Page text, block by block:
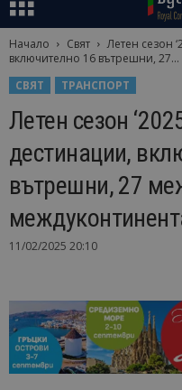
Начало Свят
Летен сезон
включително 16 вътрешни, 27...
СВЯТ
ТРАНСПОРТ
Летен сезон
дестинации,
вътрешни, 27
11/02/2025 20:10